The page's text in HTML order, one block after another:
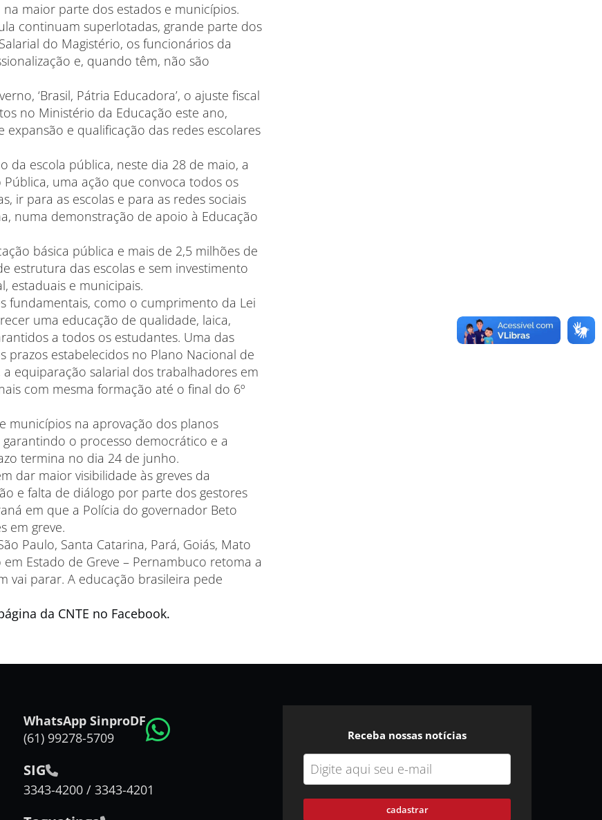
maior parte dos estados e municípios.
continuam superlotadas, grande parte dos
do Magistério, os funcionários da
e, quando têm, não são
‘Brasil, Pátria Educadora’, o ajuste fiscal
no Ministério da Educação este ano,
e qualificação das redes escolares
da escola pública, neste dia 28 de maio, a
uma ação que convoca todos os
ir para as escolas e para as redes sociais
numa demonstração de apoio à Educação
básica pública e mais de 2,5 milhões de
estrutura das escolas e sem investimento
estaduais e municipais.
fundamentais, como o cumprimento da Lei
uma educação de qualidade, laica,
a todos os estudantes. Uma das
estabelecidos no Plano Nacional de
equiparação salarial dos trabalhadores em
com mesma formação até o final do 6º
municípios na aprovação dos planos
o processo democrático e a
termina no dia 24 de junho.
dar maior visibilidade às greves da
e falta de diálogo por parte dos gestores
em que a Polícia do governador Beto
em greve.
Paulo, Santa Catarina, Pará, Goiás, Mato
Estado de Greve – Pernambuco retoma a
vai parar. A educação brasileira pede
da CNTE no Facebook.
WhatsApp SinproDF
(61) 99278-5709
SIG
3343-4200 / 3343-4201
Receba nossas notícias
cadastrar